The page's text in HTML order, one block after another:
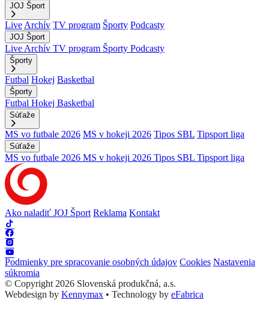
JOJ Šport
Live Archív TV program Športy Podcasty
JOJ Šport
Live Archív TV program Športy Podcasty
Športy
Futbal Hokej Basketbal
Športy
Futbal Hokej Basketbal
Súťaže
MS vo futbale 2026 MS v hokeji 2026 Tipos SBL Tipsport liga
Súťaže
MS vo futbale 2026 MS v hokeji 2026 Tipos SBL Tipsport liga
Ako naladiť JOJ Šport Reklama Kontakt
Podmienky pre spracovanie osobných údajov Cookies Nastavenia
súkromia
© Copyright 2026 Slovenská produkčná, a.s.
Webdesign by Kennymax • Technology by eFabrica